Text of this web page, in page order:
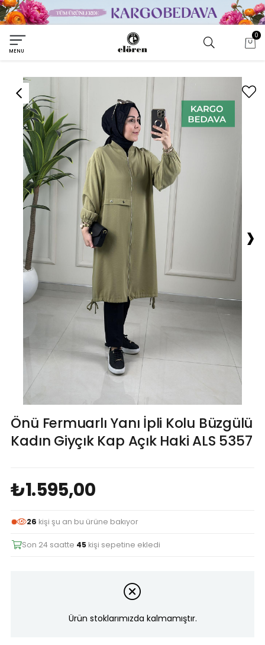
MENU
0
›
Önü Fermuarlı Yanı İpli Kolu Büzgülü
Kadın Giyçık Kap Açık Haki ALS 5357
₺1.595,00
26 kişi şu an bu ürüne bakıyor
Son 24 saatte 45 kişi sepetine ekledi
Ürün stoklarımızda kalmamıştır.